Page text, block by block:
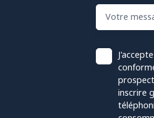
Votre
inscrire